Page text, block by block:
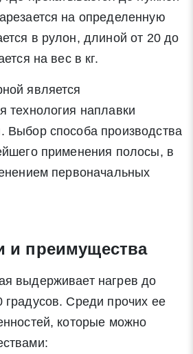
Поиск Закрыть
на определенную
в рулон, длиной от 20 до
на вес в кг.
является
технология наплавки
способа производства
применения полосы, в
первоначальных
и преимущества
выдерживает нагрев до
градусов. Среди прочих ее
которые можно
заполнения
заявку
заявку» Вы даете согласие
данных в соответствии со
по средством e-mail или СМС